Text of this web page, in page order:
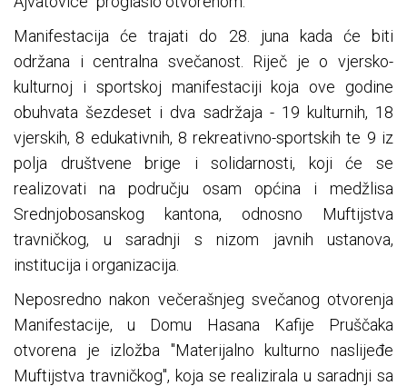
Manifestacija će trajati do 28. juna kada će biti
održana i centralna svečanost. Riječ je o vjersko-
kulturnoj i sportskoj manifestaciji koja ove godine
obuhvata šezdeset i dva sadržaja - 19 kulturnih, 18
vjerskih, 8 edukativnih, 8 rekreativno-sportskih te 9 iz
polja društvene brige i solidarnosti, koji će se
realizovati na području osam općina i medžlisa
Srednjobosanskog kantona, odnosno Muftijstva
travničkog, u saradnji s nizom javnih ustanova,
institucija i organizacija.
Neposredno nakon večerašnjeg svečanog otvorenja
Manifestacije, u Domu Hasana Kafije Pruščaka
otvorena je izložba "Materijalno kulturno naslijeđe
Muftijstva travničkog", koja se realizirala u saradnji sa